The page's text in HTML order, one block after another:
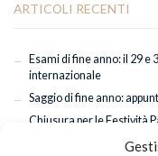
ARTICOLI RECENTI
Esami di fine anno: il 29
internazionale
Saggio di fine anno:
Chiusura per le Festività
Successo a Torino per